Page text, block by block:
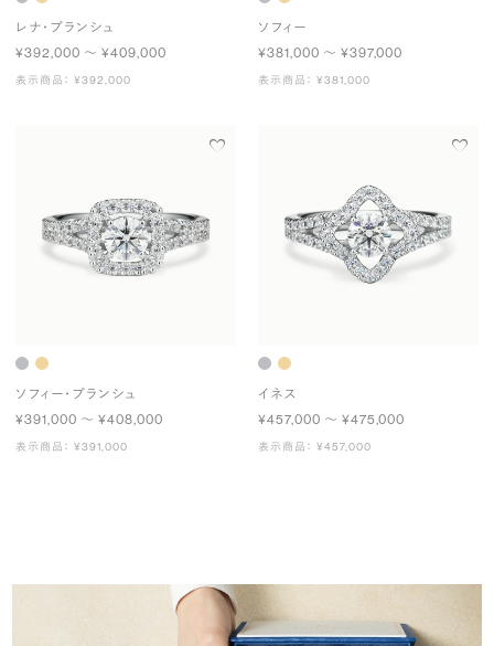
レナ・ブランシュ
¥392,000 〜 ¥409,000
表示商品： ¥392,000
ソフィー
¥381,000 〜 ¥397,000
表示商品： ¥381,000
ソフィー・ブランシュ
¥391,000 〜 ¥408,000
表示商品： ¥391,000
イネス
¥457,000 〜 ¥475,000
表示商品： ¥457,000